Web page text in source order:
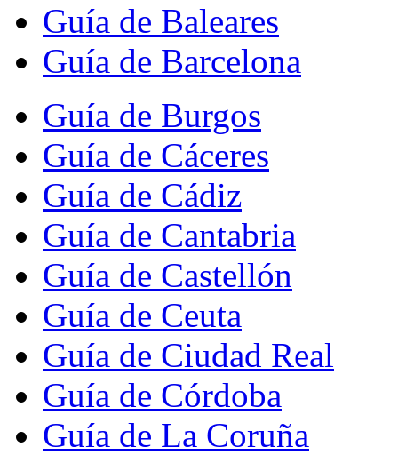
Guía de Baleares
Guía de Barcelona
Guía de Burgos
Guía de Cáceres
Guía de Cádiz
Guía de Cantabria
Guía de Castellón
Guía de Ceuta
Guía de Ciudad Real
Guía de Córdoba
Guía de La Coruña